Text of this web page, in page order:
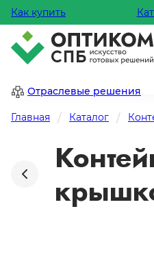
Как купить
Отраслевые решения
Главная Каталог